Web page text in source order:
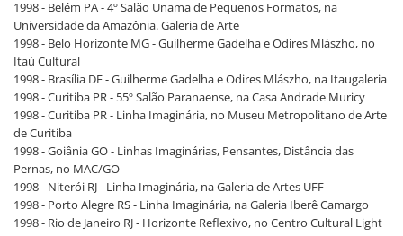
1998 - Belém PA - 4º Salão Unama de Pequenos Formatos, na
Universidade da Amazônia. Galeria de Arte
1998 - Belo Horizonte MG - Guilherme Gadelha e Odires Mlászho, no
Itaú Cultural
1998 - Brasília DF - Guilherme Gadelha e Odires Mlászho, na Itaugaleria
1998 - Curitiba PR - 55º Salão Paranaense, na Casa Andrade Muricy
1998 - Curitiba PR - Linha Imaginária, no Museu Metropolitano de Arte
de Curitiba
1998 - Goiânia GO - Linhas Imaginárias, Pensantes, Distância das
Pernas, no MAC/GO
1998 - Niterói RJ - Linha Imaginária, na Galeria de Artes UFF
1998 - Porto Alegre RS - Linha Imaginária, na Galeria Iberê Camargo
1998 - Rio de Janeiro RJ - Horizonte Reflexivo, no Centro Cultural Light